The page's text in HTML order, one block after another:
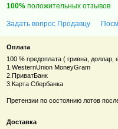
100% положительных отзывов
Задать вопрос Продавцу
Оплата
100 % предоплата ( гривна, доллар,
1.WesternUnion MoneyGram
2.ПриватБанк
3.Карта Сбербанка
Претензии по состоянию лотов
Доставка